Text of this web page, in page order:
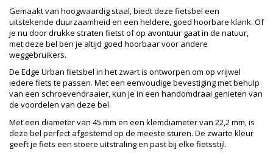
Gemaakt van hoogwaardig staal, biedt deze fietsbel een
uitstekende duurzaamheid en een heldere, goed hoorbare klank. Of
je nu door drukke straten fietst of op avontuur gaat in de natuur,
met deze bel ben je altijd goed hoorbaar voor andere
weggebruikers.
De Edge Urban fietsbel in het zwart is ontworpen om op vrijwel
iedere fiets te passen. Met een eenvoudige bevestiging met behulp
van een schroevendraaier, kun je in een handomdraai genieten van
de voordelen van deze bel.
Met een diameter van 45 mm en een klemdiameter van 22,2 mm, is
deze bel perfect afgestemd op de meeste sturen. De zwarte kleur
geeft je fiets een stoere uitstraling en past bij elke fietsstijl.